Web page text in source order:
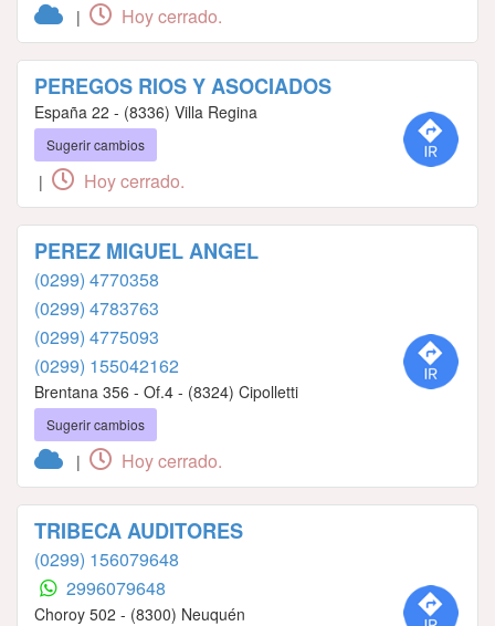
| Hoy cerrado.
PEREGOS RIOS Y ASOCIADOS
España 22 - (8336) Villa Regina
Sugerir cambios
| Hoy cerrado.
PEREZ MIGUEL ANGEL
(0299) 4770358
(0299) 4783763
(0299) 4775093
(0299) 155042162
Brentana 356 - Of.4 - (8324) Cipolletti
Sugerir cambios
| Hoy cerrado.
TRIBECA AUDITORES
(0299) 156079648
2996079648
Choroy 502 - (8300) Neuquén